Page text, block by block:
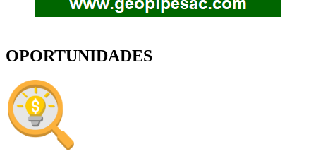
OPORTUNIDADES